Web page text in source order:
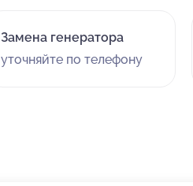
Замена генератора
уточняйте по телефону